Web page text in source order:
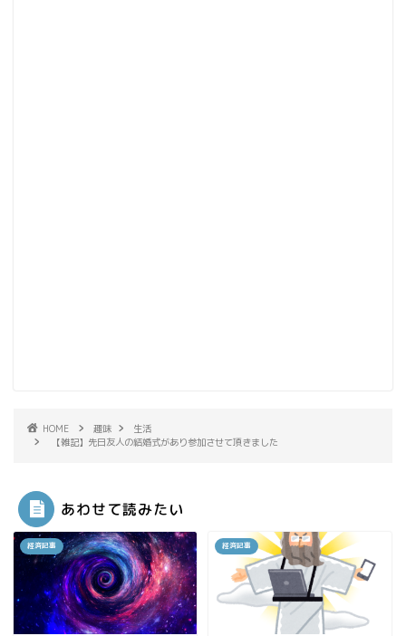
HOME 趣味
生活
【雑記】先日友人の結婚式があり参加させて頂きました
あわせて読みたい
経済記事 経済記事